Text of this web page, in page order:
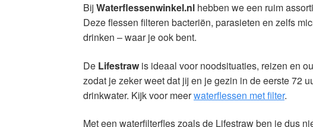
BijWaterflessenwinkel.nl hebben we een ruim
Deze flessen filteren bacteriën, parasieten en zelfs
drinken – waar je ook bent.
De Lifestraw is ideaal voor noodsituaties, reizen en
zodat je zeker weet dat jij en je gezin in de eerste 72
drinkwater. Kijk voor meerwaterflessen met filter.
Met een waterfilterfles zoals de Lifestraw ben je dus